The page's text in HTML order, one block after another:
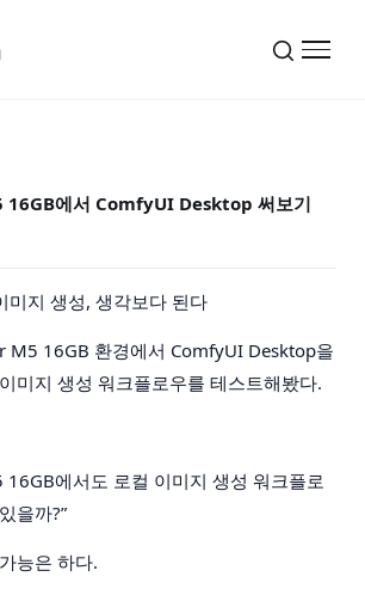
에서 ComfyUI Desktop 써보기
미지 생성, 생각보다 된다
M5 16GB 환경에서 ComfyUI Desktop을
미지 생성 워크플로우를 테스트해봤다.
에서도 로컬 이미지 생성 워크플로
을까?”
능은 하다.